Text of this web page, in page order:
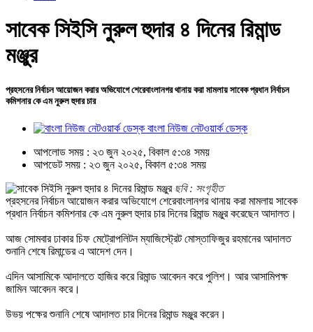
সাবেক সিইসি নুরুল হুদার ৪ দিনের রিমান্ড
মঞ্জুর
প্রহসনের নির্বাচন আয়োজন করার অভিযোগে শেরেবাংলানগর থানায় করা মামলায় সাবেক প্রধান নির্বাচন
কমিশনার কে এম নুরুল হুদার চার
বাংলা নিউজ নেটওয়ার্ক ডেস্ক
আপলোড সময় : ২৩ জুন ২০২৫, বিকাল ৫:৩৪ সময়
আপডেট সময় : ২৩ জুন ২০২৫, বিকাল ৫:৩৪ সময়
ছবি : সংগৃহীত
প্রহসনের নির্বাচন আয়োজন করার অভিযোগে শেরেবাংলানগর থানায় করা মামলায় সাবেক
প্রধান নির্বাচন কমিশনার কে এম নুরুল হুদার চার দিনের রিমান্ড মঞ্জুর করেছেন আদালত।
আজ সোমবার ঢাকার চিফ মেট্রোপলিটন ম্যাজিস্ট্রেট মোস্তাফিজুর রহমানের আদালত
শুনানি শেষে রিমান্ডের এ আদেশ দেন।
এদিন আসামিকে আদালতে হাজির করে রিমান্ড আবেদন করে পুলিশ। আর আসামিপক্ষ
জামিন আবেদন করে।
উভয় পক্ষের শুনানি শেষে আদালত চার দিনের রিমান্ড মঞ্জুর করেন।